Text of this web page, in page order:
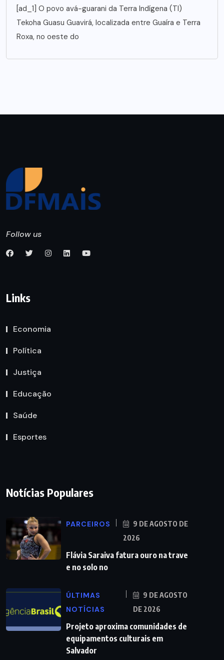
[ad_1] O povo avá-guarani da Terra Indígena (TI)
Tekoha Guasu Guavirá, localizada entre Guaíra e Terra
Roxa, no oeste do
Follow us
Links
Economia
Política
Justiça
Educação
Saúde
Esportes
Notícias Populares
PARCEIROS
9 DE AGOSTO DE
2026
Flávia Saraiva fatura ouro na trave
e no solo no
ÚLTIMAS
NOTÍCIAS
9 DE AGOSTO
DE 2026
Projeto aproxima comunidades de
equipamentos culturais em
Salvador